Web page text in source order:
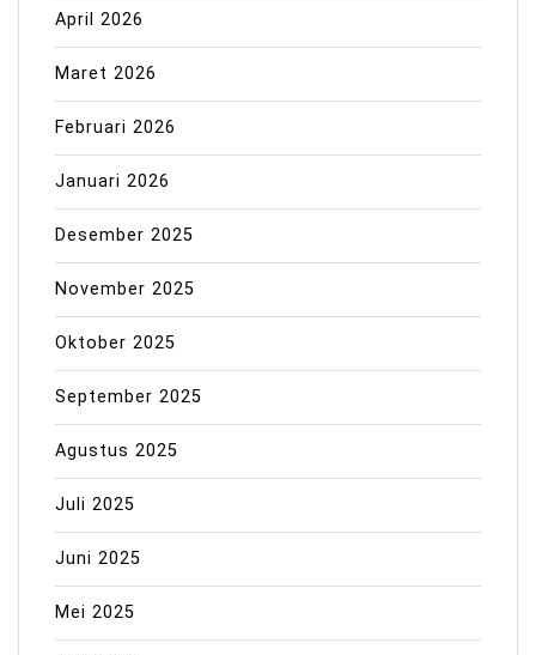
April 2026
Maret 2026
Februari 2026
Januari 2026
Desember 2025
November 2025
Oktober 2025
September 2025
Agustus 2025
Juli 2025
Juni 2025
Mei 2025